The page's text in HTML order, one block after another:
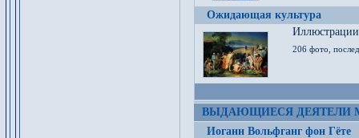
Ожидающая культура
206 фото,
ВЫДАЮЩИЕСЯ ДЕЯТЕЛИ
Иоганн Вольфганг фон Гёте